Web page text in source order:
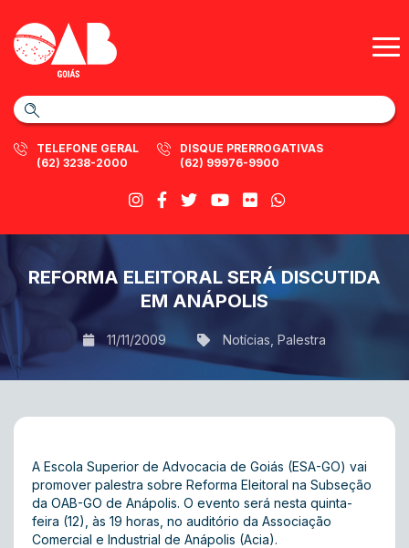
TELEFONE GERAL
(62) 3238-2000
DISQUE PRERROGATIVAS
(62) 99976-9900
REFORMA ELEITORAL SERÁ DISCUTIDA
EM ANÁPOLIS
11/11/2009 Notícias Palestra
A Escola Superior de Advocacia de Goiás (ESA-GO) vai
promover palestra sobre Reforma Eleitoral na Subseção
da OAB-GO de Anápolis. O evento será nesta quinta-
feira (12), às 19 horas, no auditório da Associação
Comercial e Industrial de Anápolis (Acia).